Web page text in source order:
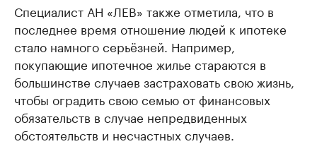
Специалист АН «ЛЕВ» также отметила, что в
последнее время отношение людей к ипотеке
стало намного серьёзней. Например,
покупающие ипотечное жилье стараются в
большинстве случаев застраховать свою жизнь,
чтобы оградить свою семью от финансовых
обязательств в случае непредвиденных
обстоятельств и несчастных случаев.